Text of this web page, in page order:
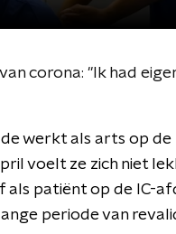
corona: ''Ik had
werkt als arts op
voelt ze zich niet
patiënt op de IC-
periode van